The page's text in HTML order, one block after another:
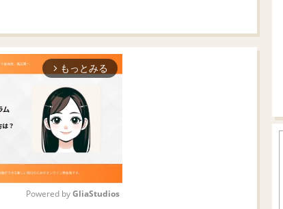
arrow_forward_ios もっとみる
Powered by GliaStudios